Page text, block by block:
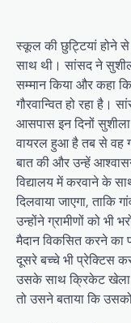
स्कूल की छुट्टियां होने
साथ थी। सांसद ने
सम्मान किया और कहा
गौरवान्वित हो रहा है।
आसपास इन दिनों
वायरल हुआ है तब से वह
बात की और उन्हें
विद्यालय में करवाने के
दिलवाया जाएगा, ताकि
उन्होंने ग्रामीणों को भी
मैदान विकसित करने
दूसरे बच्चे भी प्रेक्टिस
उसके साथ क्रिकेट खेला
तो उसने बताया कि